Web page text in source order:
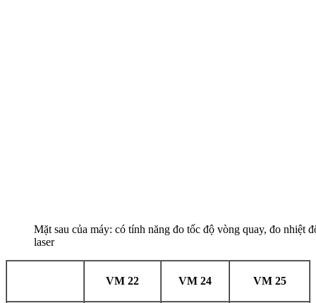
Mặt sau của máy: có tính năng đo tốc độ vòng quay, đo nhiệt
laser
VM 22 VM 24 VM 25